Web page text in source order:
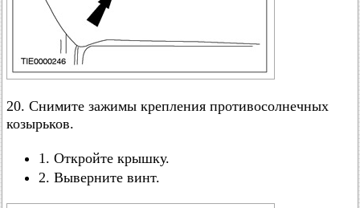
20. Снимите зажимы крепления противосолнечных
козырьков.
1. Откройте крышку.
2. Выверните винт.